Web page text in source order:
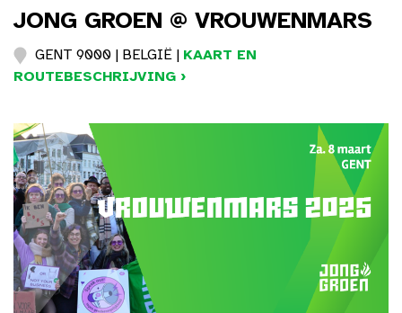
JONG GROEN @ VROUWENMARS
GENT 9000 | BELGIË | KAART EN
ROUTEBESCHRIJVING ›